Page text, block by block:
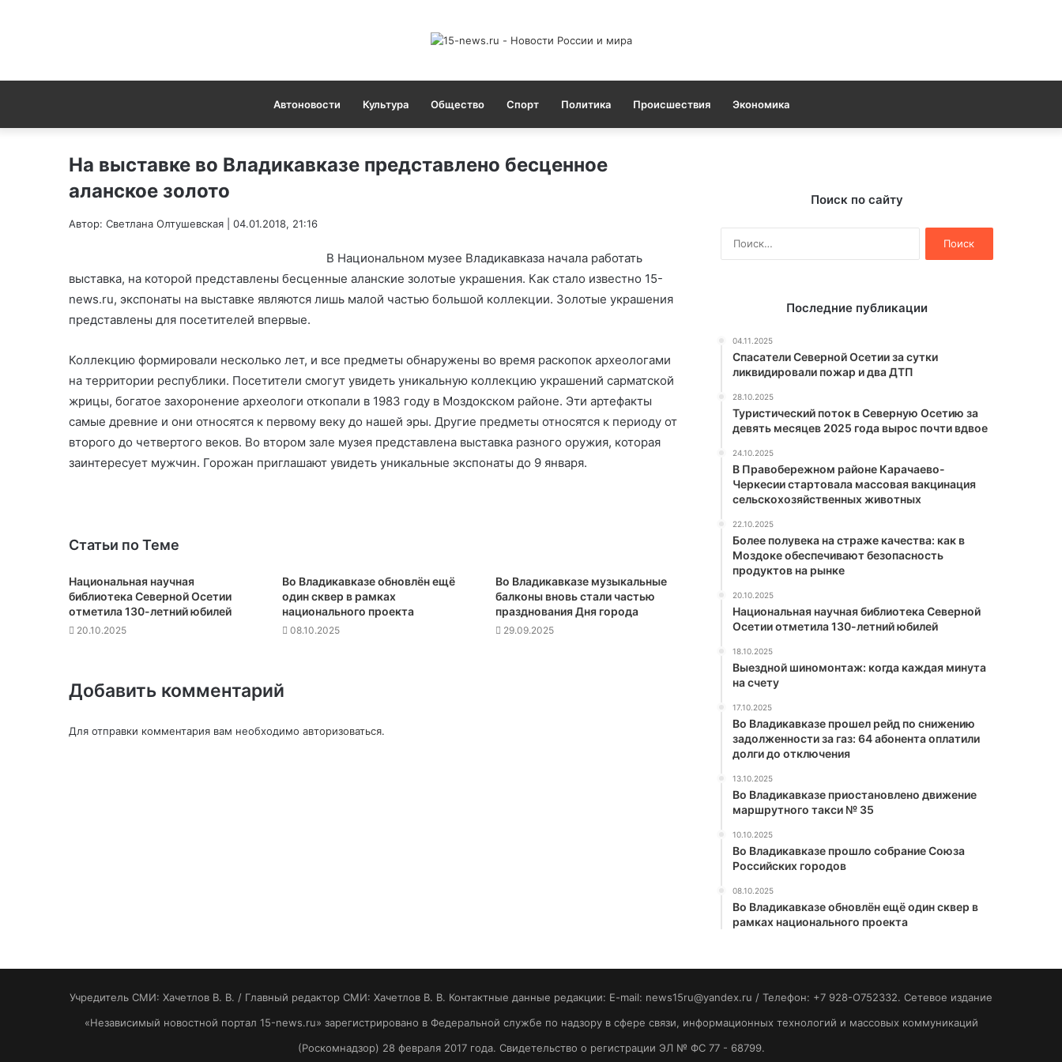
Автоновости Культура Общество Спорт Политика Происшествия Экономика
На выставке во Владикавказе представлено бесценное
аланское золото
Автор: Светлана Олтушевская | 04.01.2018, 21:16
В Национальном музее Владикавказа начала работать
выставка, на которой представлены бесценные аланские золотые украшения. Как стало известно 15-
news.ru, экспонаты на выставке являются лишь малой частью большой коллекции. Золотые украшения
представлены для посетителей впервые.
Коллекцию формировали несколько лет, и все предметы обнаружены во время раскопок археологами
на территории республики. Посетители смогут увидеть уникальную коллекцию украшений сарматской
жрицы, богатое захоронение археологи откопали в 1983 году в Моздокском районе. Эти артефакты
самые древние и они относятся к первому веку до нашей эры. Другие предметы относятся к периоду от
второго до четвертого веков. Во втором зале музея представлена выставка разного оружия, которая
заинтересует мужчин. Горожан приглашают увидеть уникальные экспонаты до 9 января.
Статьи по Теме
Национальная научная
библиотека Северной Осетии
отметила 130-летний юбилей
20.10.2025
Во Владикавказе обновлён ещё
один сквер в рамках
национального проекта
08.10.2025
Во Владикавказе музыкальные
балконы вновь стали частью
празднования Дня города
29.09.2025
Добавить комментарий
Для отправки комментария вам необходимо авторизоваться.
Поиск по сайту
Последние публикации
04.11.2025
Спасатели Северной Осетии за сутки
ликвидировали пожар и два ДТП
28.10.2025
Туристический поток в Северную Осетию за
девять месяцев 2025 года вырос почти вдвое
24.10.2025
В Правобережном районе Карачаево-
Черкесии стартовала массовая вакцинация
сельскохозяйственных животных
22.10.2025
Более полувека на страже качества: как в
Моздоке обеспечивают безопасность
продуктов на рынке
20.10.2025
Национальная научная библиотека Северной
Осетии отметила 130-летний юбилей
18.10.2025
Выездной шиномонтаж: когда каждая минута
на счету
17.10.2025
Во Владикавказе прошел рейд по снижению
задолженности за газ: 64 абонента оплатили
долги до отключения
13.10.2025
Во Владикавказе приостановлено движение
маршрутного такси № 35
10.10.2025
Во Владикавказе прошло собрание Союза
Российских городов
08.10.2025
Во Владикавказе обновлён ещё один сквер в
рамках национального проекта
Учредитель СМИ: Хaчeтлoв B. B. / Главный редактор СМИ: Хaчeтлoв B. B. Контактные данные редакции: E-mail: news15ru@yandex.ru / Телефон: +7 928-O752332. Сетевое издание
«Независимый новостной портал 15-news.ru» зарегистрировано в Федеральной службе по надзору в сфере связи, информационных технологий и массовых коммуникаций
(Роскомнадзор) 28 февраля 2017 года. Свидетельство о регистрации ЭЛ № ФС 77 - 68799.